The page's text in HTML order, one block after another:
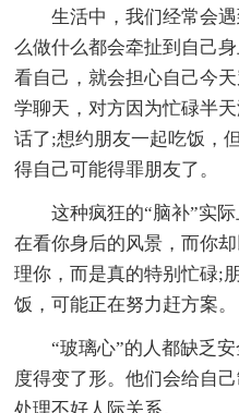
生活中，我们经常会遇
么做什么都会牵扯到自己
看自己，就会担心自己今
学聊天，对方因为忙碌半
话了;想约朋友一起吃饭，
得自己可能得罪朋友了。
这种疯狂的“脑补”实
在看你身后的风景，而你
理你，而是真的特别忙碌;
饭，可能正在努力赶方案。
“玻璃心”的人都缺乏安
度得变了形。他们会给自